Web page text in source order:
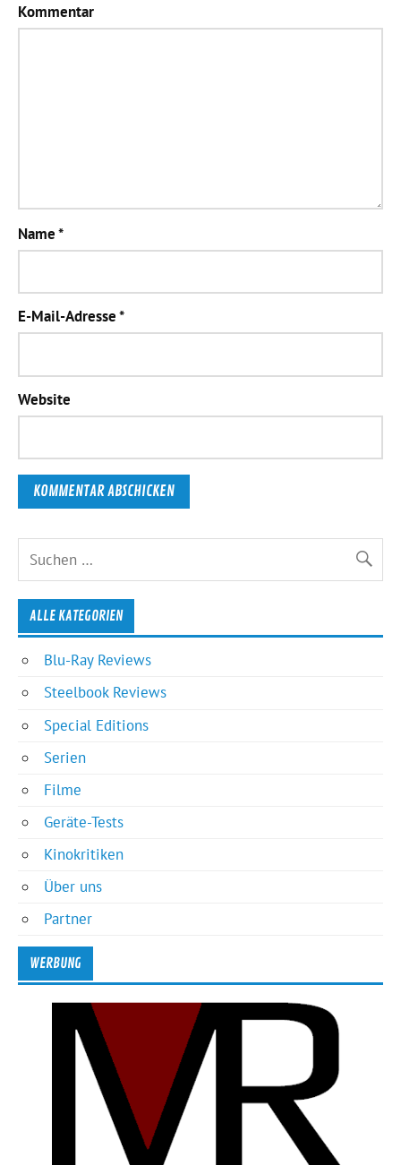
Kommentar
Name*
E-Mail-Adresse*
Website
ALLE KATEGORIEN
Blu-Ray Reviews
Steelbook Reviews
Special Editions
Serien
Filme
Geräte-Tests
Kinokritiken
Über uns
Partner
WERBUNG